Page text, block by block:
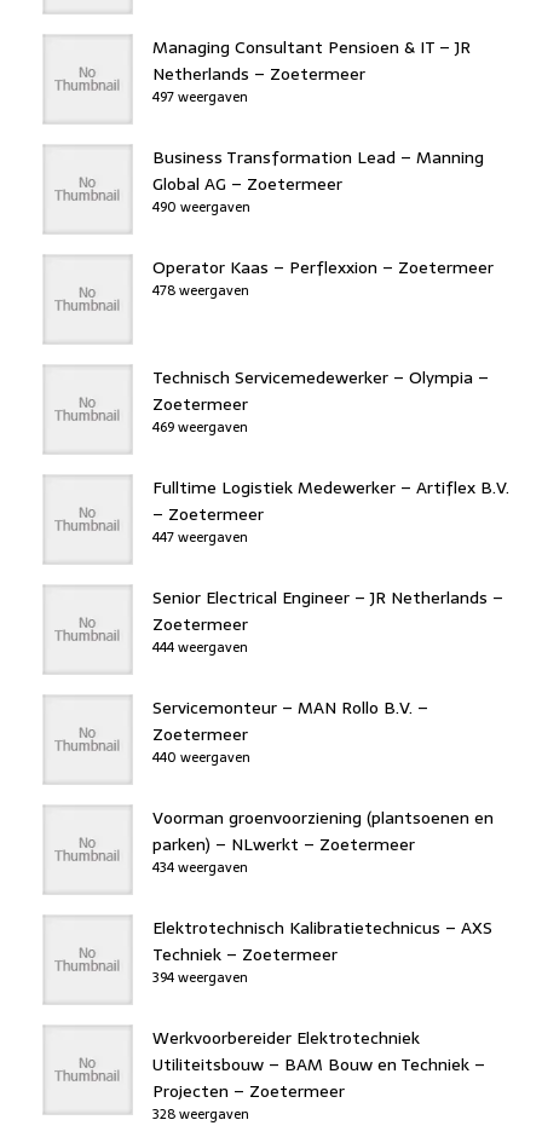
Managing Consultant Pensioen & IT – JR
Netherlands – Zoetermeer
497 weergaven
Business Transformation Lead – Manning
Global AG – Zoetermeer
490 weergaven
Operator Kaas – Perflexxion – Zoetermeer
478 weergaven
Technisch Servicemedewerker – Olympia –
Zoetermeer
469 weergaven
Fulltime Logistiek Medewerker – Artiflex B.V.
– Zoetermeer
447 weergaven
Senior Electrical Engineer – JR Netherlands –
Zoetermeer
444 weergaven
Servicemonteur – MAN Rollo B.V. –
Zoetermeer
440 weergaven
Voorman groenvoorziening (plantsoenen en
parken) – NLwerkt – Zoetermeer
434 weergaven
Elektrotechnisch Kalibratietechnicus – AXS
Techniek – Zoetermeer
394 weergaven
Werkvoorbereider Elektrotechniek
Utiliteitsbouw – BAM Bouw en Techniek –
Projecten – Zoetermeer
328 weergaven